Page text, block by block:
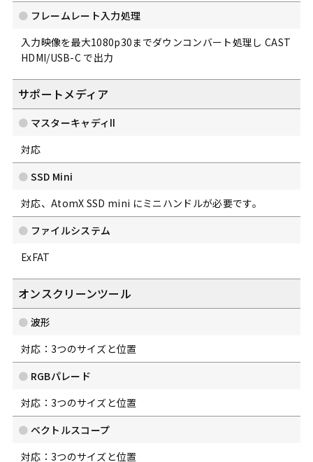
フレームレート入力処理
入力映像を最大1080p30までダウンコンバート処理し CAST
HDMI/USB-C で出力
サポートメディア
マスターキャディⅡ
対応
SSD Mini
対応、AtomX SSD mini にミニハンドルが必要です。
ファイルシステム
ExFAT
オンスクリーンツール
波形
対応：3つのサイズと位置
RGBパレード
対応：3つのサイズと位置
ベクトルスコープ
対応：3つのサイズと位置